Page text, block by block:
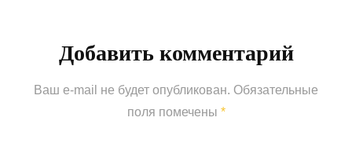
Добавить комментарий
Ваш e-mail не будет опубликован. Обязательные
поля помечены *